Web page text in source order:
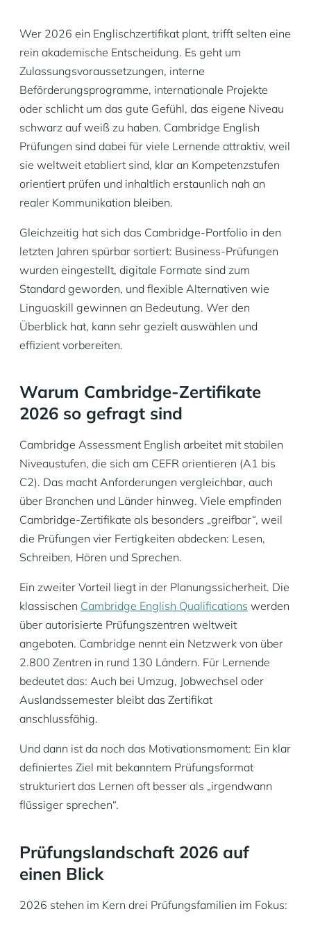
Wer 2026 ein Englischzertifikat plant, trifft selten eine
rein akademische Entscheidung. Es geht um
Zulassungsvoraussetzungen, interne
Beförderungsprogramme, internationale Projekte
oder schlicht um das gute Gefühl, das eigene Niveau
schwarz auf weiß zu haben. Cambridge English
Prüfungen sind dabei für viele Lernende attraktiv, weil
sie weltweit etabliert sind, klar an Kompetenzstufen
orientiert prüfen und inhaltlich erstaunlich nah an
realer Kommunikation bleiben.
Gleichzeitig hat sich das Cambridge-Portfolio in den
letzten Jahren spürbar sortiert: Business-Prüfungen
wurden eingestellt, digitale Formate sind zum
Standard geworden, und flexible Alternativen wie
Linguaskill gewinnen an Bedeutung. Wer den
Überblick hat, kann sehr gezielt auswählen und
effizient vorbereiten.
Warum Cambridge-Zertifikate
2026 so gefragt sind
Cambridge Assessment English arbeitet mit stabilen
Niveaustufen, die sich am CEFR orientieren (A1 bis
C2). Das macht Anforderungen vergleichbar, auch
über Branchen und Länder hinweg. Viele empfinden
Cambridge-Zertifikate als besonders „greifbar“, weil
die Prüfungen vier Fertigkeiten abdecken: Lesen,
Schreiben, Hören und Sprechen.
Ein zweiter Vorteil liegt in der Planungssicherheit. Die
klassischen Cambridge English Qualifications werden
über autorisierte Prüfungszentren weltweit
angeboten. Cambridge nennt ein Netzwerk von über
2.800 Zentren in rund 130 Ländern. Für Lernende
bedeutet das: Auch bei Umzug, Jobwechsel oder
Auslandssemester bleibt das Zertifikat
anschlussfähig.
Und dann ist da noch das Motivationsmoment: Ein klar
definiertes Ziel mit bekanntem Prüfungsformat
strukturiert das Lernen oft besser als „irgendwann
flüssiger sprechen“.
Prüfungslandschaft 2026 auf
einen Blick
2026 stehen im Kern drei Prüfungsfamilien im Fokus: